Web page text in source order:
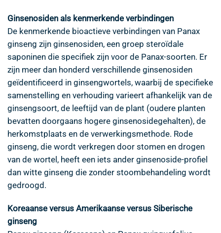
Ginsenosiden als kenmerkende verbindingen
De kenmerkende bioactieve verbindingen van Panax
ginseng zijn ginsenosiden, een groep steroïdale
saponinen die specifiek zijn voor de Panax-soorten. Er
zijn meer dan honderd verschillende ginsenosiden
geïdentificeerd in ginsengwortels, waarbij de specifieke
samenstelling en verhouding varieert afhankelijk van de
ginsengsoort, de leeftijd van de plant (oudere planten
bevatten doorgaans hogere ginsenosidegehalten), de
herkomstplaats en de verwerkingsmethode. Rode
ginseng, die wordt verkregen door stomen en drogen
van de wortel, heeft een iets ander ginsenoside-profiel
dan witte ginseng die zonder stoombehandeling wordt
gedroogd.
Koreaanse versus Amerikaanse versus Siberische
ginseng